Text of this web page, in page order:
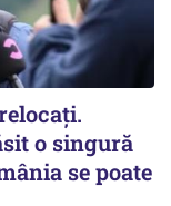
o singură
se poate